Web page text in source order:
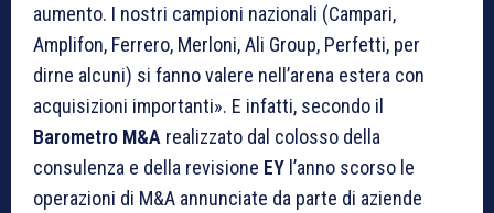
aumento. I nostri campioni nazionali (Campari,
Amplifon, Ferrero, Merloni, Ali Group, Perfetti, per
dirne alcuni) si fanno valere nell’arena estera con
acquisizioni importanti». E infatti, secondo il
Barometro M&A realizzato dal colosso della
consulenza e della revisione EY l’anno scorso le
operazioni di M&A annunciate da parte di aziende